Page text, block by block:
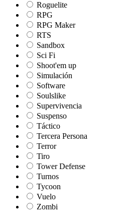
Roguelite
RPG
RPG Maker
RTS
Sandbox
Sci Fi
Shoot'em up
Simulación
Software
Soulslike
Supervivencia
Suspenso
Táctico
Tercera Persona
Terror
Tiro
Tower Defense
Turnos
Tycoon
Vuelo
Zombi